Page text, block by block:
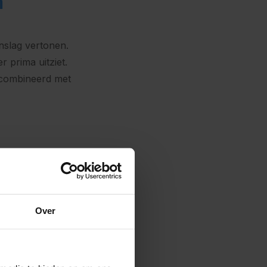
Over
vertonen.
prima uitziet.
met
in
mooi te
Het
optimaal